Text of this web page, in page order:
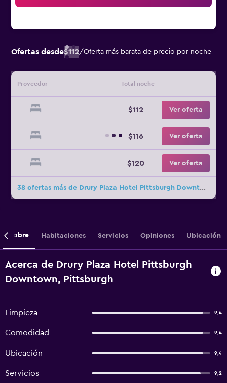
Ofertas desde$112/Oferta más barata de precio por noche
Proveedor Total noche
$112 Ver oferta
$116 Ver oferta
$120 Ver oferta
38 ofertas más de Drury Plaza Hotel Pittsburgh Downtown
Sobre Habitaciones Servicios Opiniones Ubicación
Acerca de Drury Plaza Hotel Pittsburgh
Downtown, Pittsburgh
Limpieza 9,4
Comodidad 9,4
Ubicación 9,4
Servicios 9,2